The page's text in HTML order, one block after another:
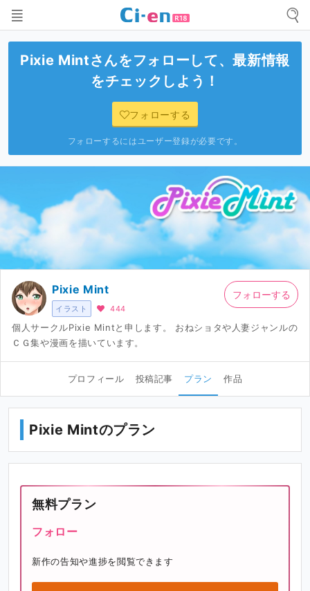
Pixie Mintさんをフォローして、最新情報
をチェックしよう！
フォローする
フォローするにはユーザー登録が必要です。
イラスト
Pixie Mint
444
個人サークルPixie Mintと申します。 おねショタや人妻ジャンルの
ＣＧ集や漫画を描いています。
フォローする
プロフィール 投稿記事 プラン 作品
Pixie Mintのプラン
無料プラン
フォロー
新作の告知や進捗を閲覧できます